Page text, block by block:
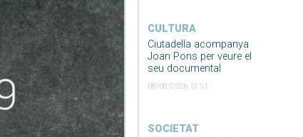
CULTURA
Ciutadella acompanya
Joan Pons per veure el
seu documental
08/08/2026 12:51
SOCIETAT